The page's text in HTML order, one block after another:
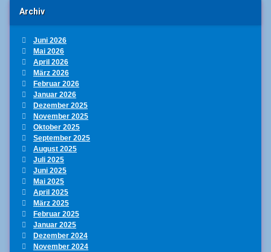
Archiv
Juni 2026
Mai 2026
April 2026
März 2026
Februar 2026
Januar 2026
Dezember 2025
November 2025
Oktober 2025
September 2025
August 2025
Juli 2025
Juni 2025
Mai 2025
April 2025
März 2025
Februar 2025
Januar 2025
Dezember 2024
November 2024